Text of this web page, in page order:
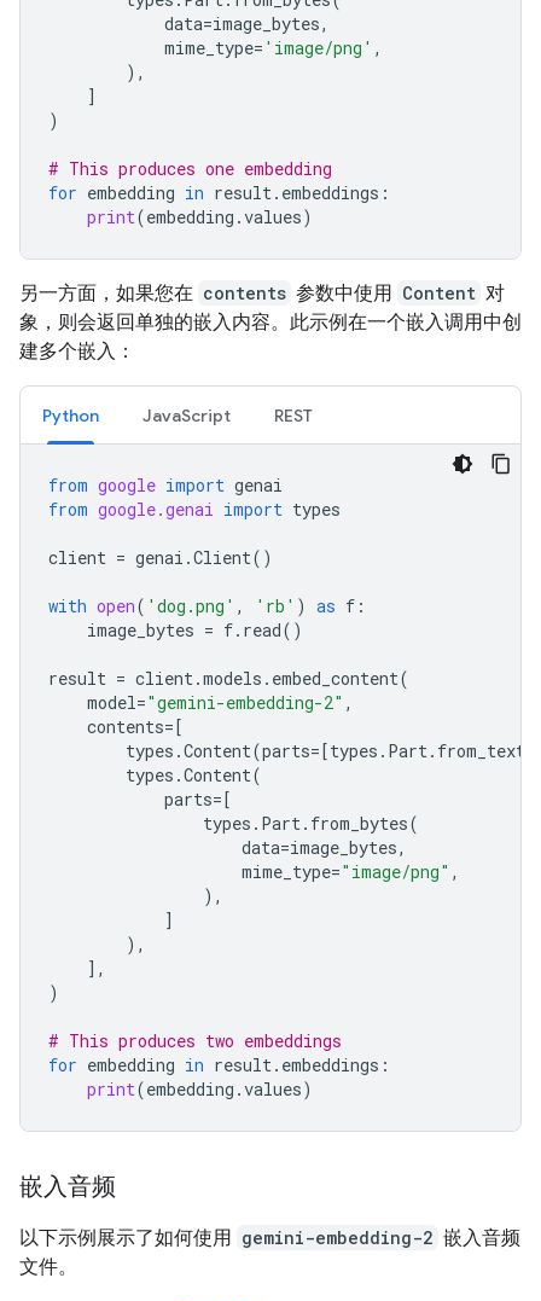
data=image_bytes,
mime_type= 'image/png' ,
),
]
)
# This produces one embedding
for embedding in result. embeddings :
print(embedding .values)
另一方面，如果您在 contents 参数中使用 Content 对
象，则会返回单独的嵌入内容。此示例在一个嵌入调用中创
建多个嵌入：
Python JavaScript REST
from google import genai
from google.genai import types
client = genai .Client()
with open( 'dog.png' , 'rb' ) as f :
image_bytes = f. read()
result = client.models . embed_content(
model="gemini-embedding-2" ,
contents=[
types .Content(parts=[types . Part. from_text
types .Content(
parts=[
types . Part. from_bytes(
data=image_bytes,
mime_type="image/png" ,
),
]
),
],
)
# This produces two embeddings
for embedding in result. embeddings :
print(embedding .values)
嵌入音频
以下示例展示了如何使用 gemini-embedding-2 嵌入音频
文件。